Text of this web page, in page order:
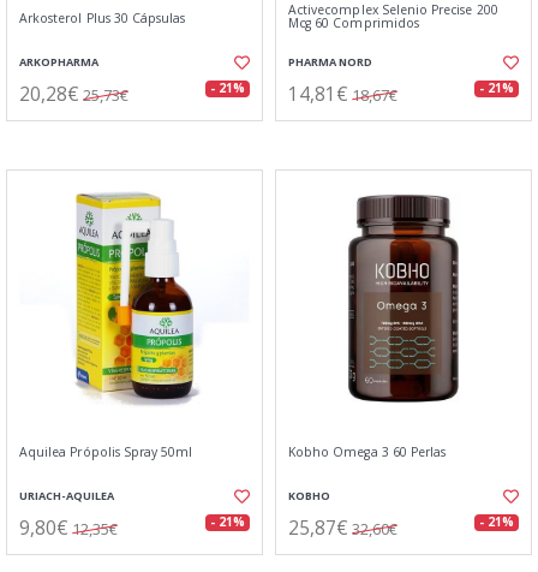
Arkosterol Plus 30 Cápsulas
ARKOPHARMA
20,28€ 25,73€ - 21%
Activecomplex Selenio Precise 200
Mcg 60 Comprimidos
PHARMA NORD
14,81€ 18,67€ - 21%
Aquilea Própolis Spray 50ml
URIACH-AQUILEA
9,80€ 12,35€ - 21%
Kobho Omega 3 60 Perlas
KOBHO
25,87€ 32,60€ - 21%